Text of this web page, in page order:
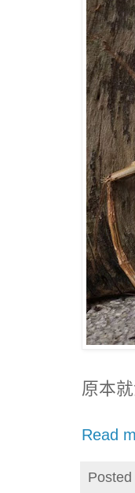
原本
Read
Posted